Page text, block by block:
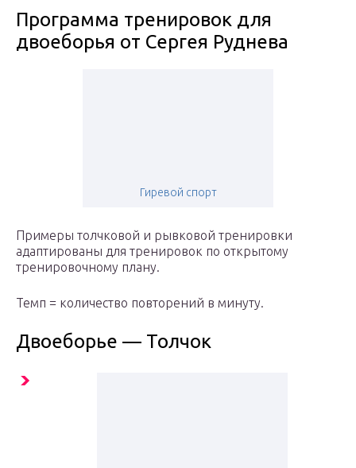
Программа тренировок для
двоеборья от Сергея Руднева
Гиревой спорт
Примеры толчковой и рывковой тренировки
адаптированы для тренировок по открытому
тренировочному плану.
Темп = количество повторений в минуту.
Двоеборье — Толчок